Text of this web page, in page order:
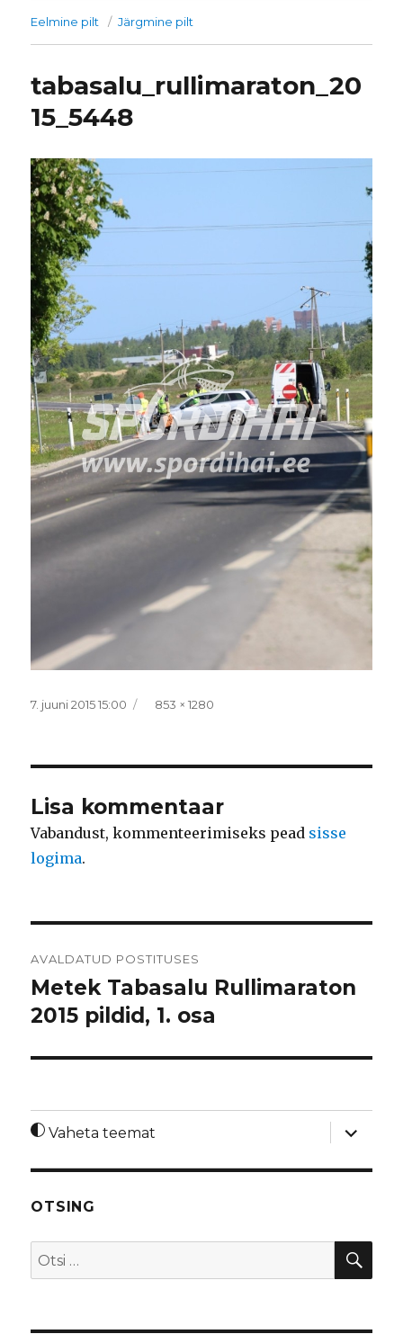
Eelmine pilt Järgmine pilt
tabasalu_rullimaraton_20
15_5448
Postitatud
7. juuni 2015 15:00 Täissuurus
853 × 1280
Lisa kommentaar
Vabandust, kommenteerimiseks pead sisse
logima.
AVALDATUD POSTITUSES
Metek Tabasalu Rullimaraton
2015 pildid, 1. osa
Vaheta teemat
laienda
OTSING
Otsi: